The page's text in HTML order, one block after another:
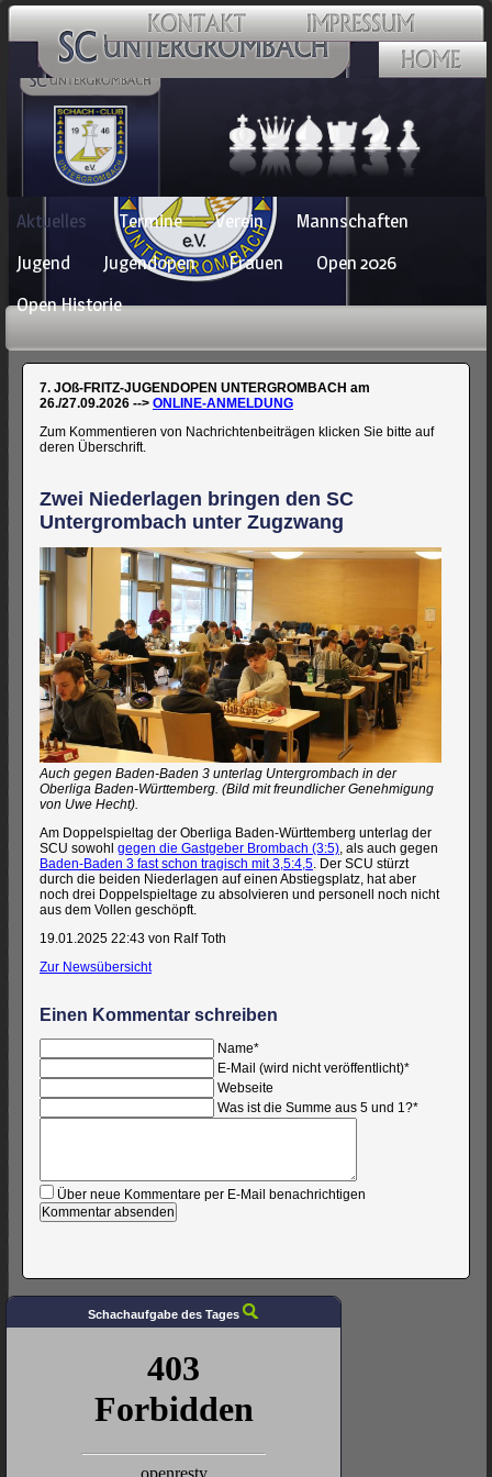
Navigation
überspringen
Aktuelles Termine Verein
Mannschaften
Jugend
Jugendopen Frauen
Open 2026
Open Historie
7. JOß-FRITZ-JUGENDOPEN UNTERGROMBACH am
26./27.09.2026 --> ONLINE-ANMELDUNG
Zum Kommentieren von Nachrichtenbeiträgen klicken Sie bitte auf
deren Überschrift.
Zwei Niederlagen bringen den SC
Untergrombach unter Zugzwang
Auch gegen Baden-Baden 3 unterlag Untergrombach in der
Oberliga Baden-Württemberg. (Bild mit freundlicher Genehmigung
von Uwe Hecht).
Am Doppelspieltag der Oberliga Baden-Württemberg unterlag der
SCU sowohl gegen die Gastgeber Brombach (3:5), als auch gegen
Baden-Baden 3 fast schon tragisch mit 3,5:4,5. Der SCU stürzt
durch die beiden Niederlagen auf einen Abstiegsplatz, hat aber
noch drei Doppelspieltage zu absolvieren und personell noch nicht
aus dem Vollen geschöpft.
19.01.2025 22:43 von Ralf Toth
Zur Newsübersicht
Einen Kommentar schreiben
Pflichtfeld
Name*
Pflichtfeld
E-Mail (wird nicht veröffentlicht)*
Webseite
Was ist die Summe aus 5 und 1?*
Über neue Kommentare per E-Mail benachrichtigen
Schachaufgabe des Tages